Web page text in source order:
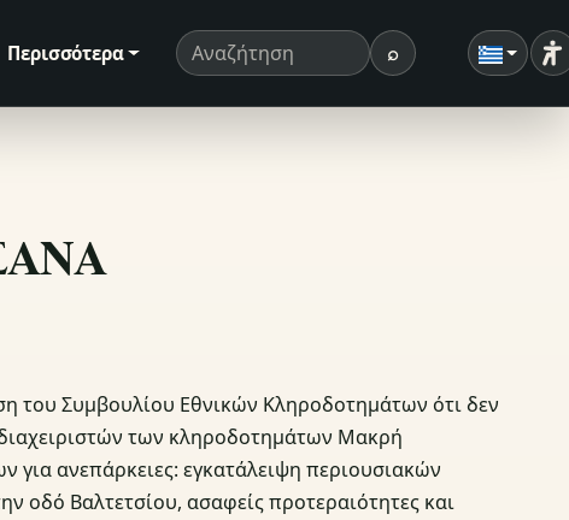
Περισσότερα Όρος αναζήτησης ⌕Αναζήτηση
του Συμβουλίου Εθνικών Κληροδοτημάτων ότι δεν
των κληροδοτημάτων Μακρή
για ανεπάρκειες: εγκατάλειψη περιουσιακών
οδό Βαλτετσίου, ασαφείς προτεραιότητες και